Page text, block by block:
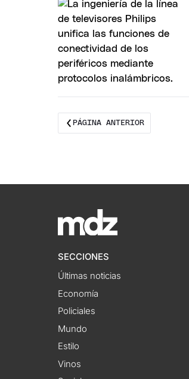
PÁGINA ANTERIOR
SECCIONES
Últimas noticias
Economía
Policiales
Mundo
Estilo
Vinos